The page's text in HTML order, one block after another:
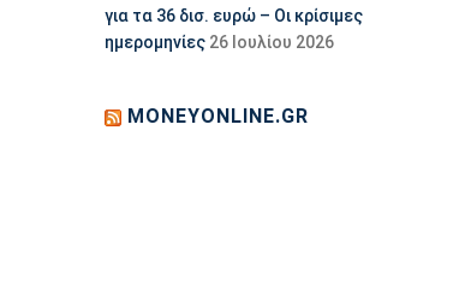
για τα 36 δισ. ευρώ – Οι κρίσιμες
ημερομηνίες 26 Ιουλίου 2026
MONEYONLINE.GR